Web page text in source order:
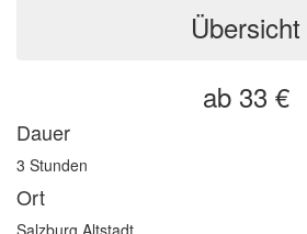
Übersicht
ab 33 €
Dauer
3 Stunden
Ort
Salzburg Altstadt